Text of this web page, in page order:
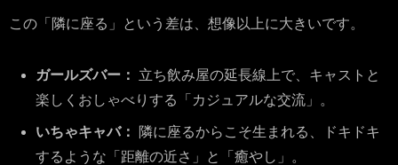
この「隣に座る」という差は、想像以上に大きいです。
ガールズバー：
立ち飲み屋の延長線上で、キャストと
楽しくおしゃべりする「カジュアルな交流」。
いちゃキャバ：
隣に座るからこそ生まれる、ドキドキ
するような「距離の近さ」と「癒やし」。